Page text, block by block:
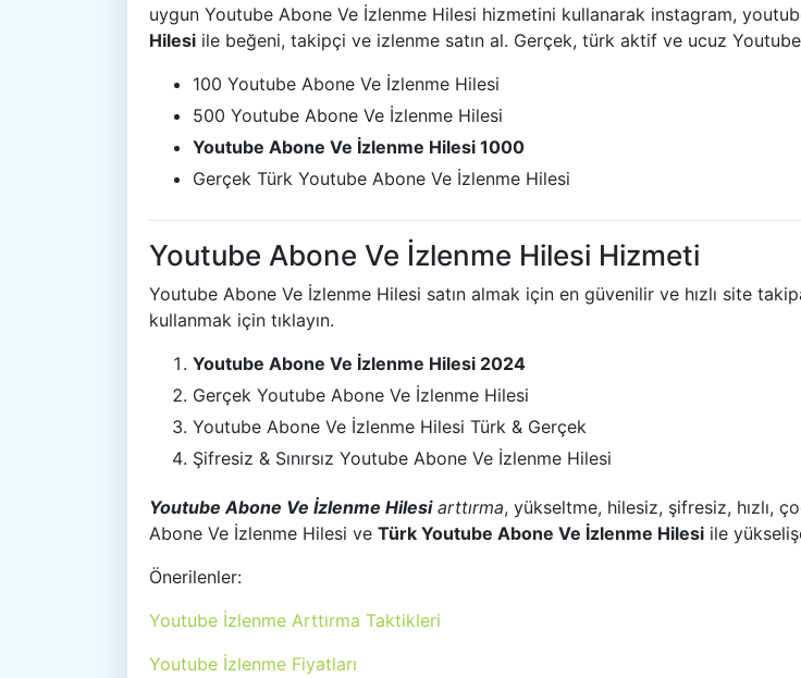
uygun Youtube Abone Ve İzlenme Hilesi hizmetini kullanarak instagram,
Hilesi ile beğeni, takipçi ve izlenme satın al. Gerçek, türk aktif ve ucuz
100 Youtube Abone Ve İzlenme Hilesi
500 Youtube Abone Ve İzlenme Hilesi
Youtube Abone Ve İzlenme Hilesi 1000
Gerçek Türk Youtube Abone Ve İzlenme Hilesi
Youtube Abone Ve İzlenme Hilesi Hizmeti
Youtube Abone Ve İzlenme Hilesi satın almak için en güvenilir ve hızlı site
kullanmak için tıklayın.
Youtube Abone Ve İzlenme Hilesi 2024
Gerçek Youtube Abone Ve İzlenme Hilesi
Youtube Abone Ve İzlenme Hilesi Türk & Gerçek
Şifresiz & Sınırsız Youtube Abone Ve İzlenme Hilesi
Youtube Abone Ve İzlenme Hilesiarttırma, yükseltme, hilesiz, şifresiz, hızlı,
Abone Ve İzlenme Hilesi ve Türk Youtube Abone Ve İzlenme Hilesi ile
Önerilenler:
Youtube İzlenme Arttırma Taktikleri
Youtube İzlenme Fiyatları